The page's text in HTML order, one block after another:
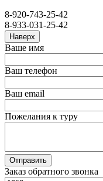
8-920-743-25-42
8-933-031-25-42
Наверх
Ваше имя
Ваш телефон
Ваш email
Пожелания к туру
Заказ обратного звонка